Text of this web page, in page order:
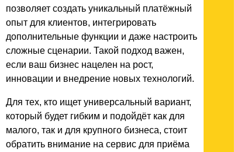
позволяет создать уникальный платёжный
опыт для клиентов, интегрировать
дополнительные функции и даже настроить
сложные сценарии. Такой подход важен,
если ваш бизнес нацелен на рост,
инновации и внедрение новых технологий.
Для тех, кто ищет универсальный вариант,
который будет гибким и подойдёт как для
малого, так и для крупного бизнеса, стоит
обратить внимание на сервис для приёма